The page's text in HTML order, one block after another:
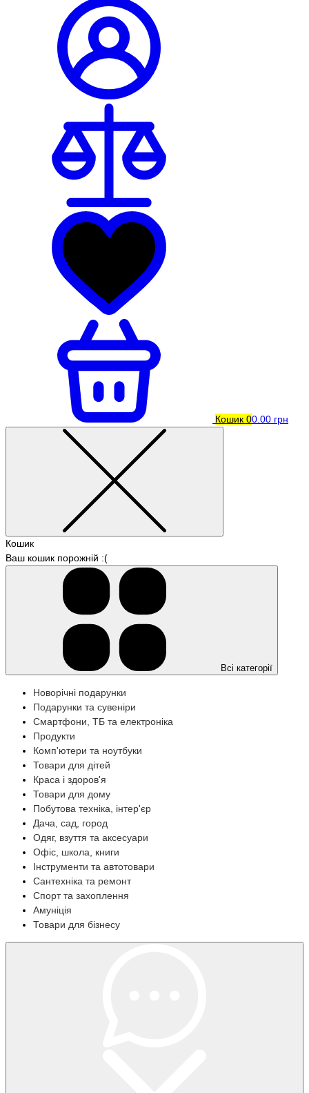
Кошик 00.00 грн
Кошик
Ваш кошик порожній :(
Всі категорії
Новорічні подарунки
Подарунки та сувеніри
Смартфони, ТБ та електроніка
Продукти
Комп'ютери та ноутбуки
Товари для дітей
Краса і здоров'я
Товари для дому
Побутова техніка, інтер'єр
Дача, сад, город
Одяг, взуття та аксесуари
Офіс, школа, книги
Інструменти та автотовари
Сантехніка та ремонт
Спорт та захоплення
Амуніція
Товари для бізнесу